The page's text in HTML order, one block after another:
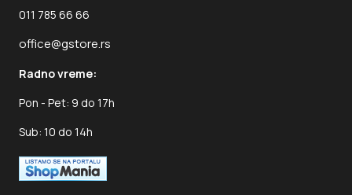
011 785 66 66
office@gstore.rs
Radno vreme:
Pon - Pet: 9 do 17h
Sub: 10 do 14h